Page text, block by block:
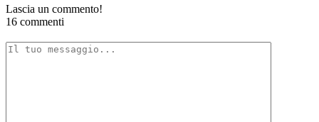
Lascia un commento!
16 commenti